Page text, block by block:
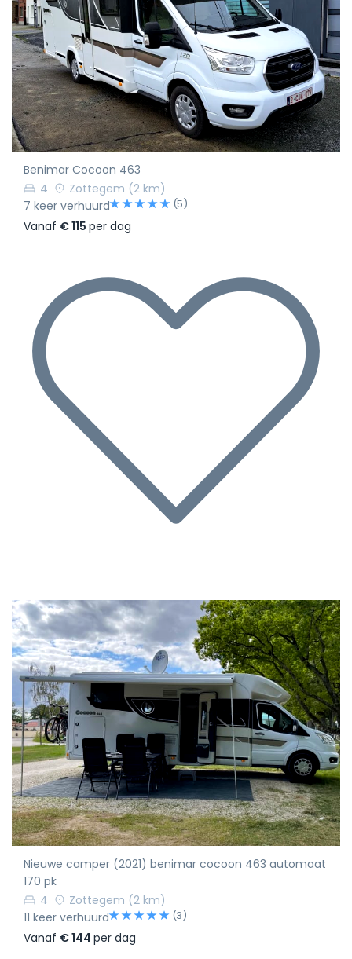
Benimar Cocoon 463
4
Zottegem (2 km)
7 keer verhuurd
(5)
Vanaf € 115 per dag
Nieuwe camper (2021) benimar cocoon 463 automaat
170 pk
4
Zottegem (2 km)
11 keer verhuurd
(3)
Vanaf € 144 per dag